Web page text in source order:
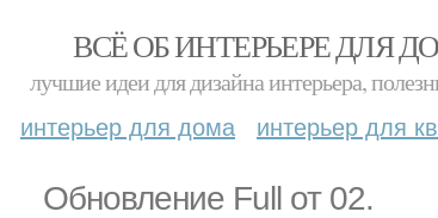
ВСЁ ОБ ИНТЕРЬЕРЕ ДЛЯ
лучшие идеи для дизайна интерьера,
интерьер для дома интерьер для
Обновление Full от 02.